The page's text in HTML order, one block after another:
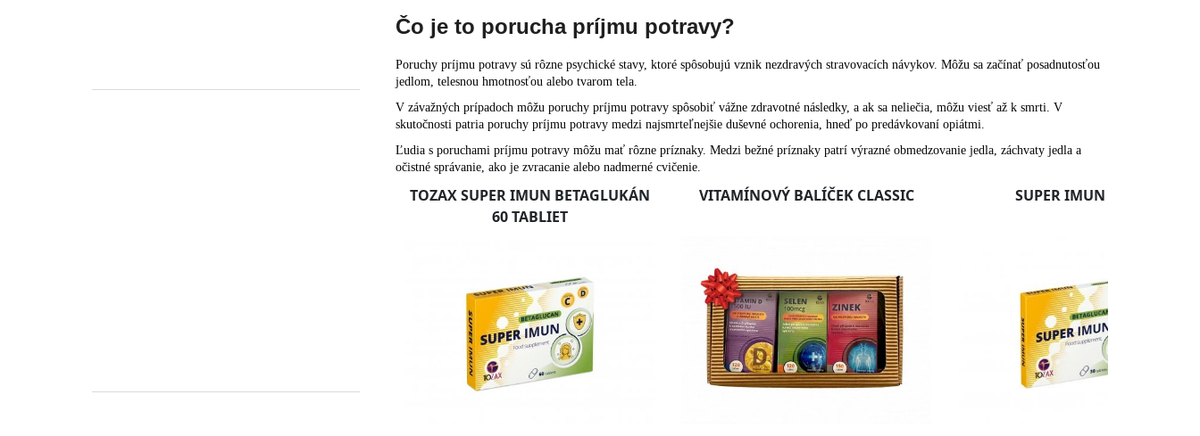
Čo je to porucha príjmu potravy?
Poruchy príjmu potravy sú rôzne psychické stavy, ktoré spôsobujú vznik nezdravých stravovacích návykov. Môžu sa začínať posadnutosťou
jedlom, telesnou hmotnosťou alebo tvarom tela.
V závažných prípadoch môžu poruchy príjmu potravy spôsobiť vážne zdravotné následky, a ak sa neliečia, môžu viesť až k smrti. V
skutočnosti patria poruchy príjmu potravy medzi najsmrteľnejšie duševné ochorenia, hneď po predávkovaní opiátmi.
Ľudia s poruchami príjmu potravy môžu mať rôzne príznaky. Medzi bežné príznaky patrí výrazné obmedzovanie jedla, záchvaty jedla a
očistné správanie, ako je zvracanie alebo nadmerné cvičenie.